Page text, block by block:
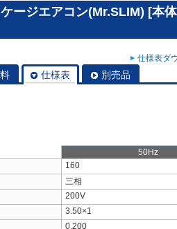
ージエアコン(Mr.SLIM) [本
仕様表ダ
仕様表 別売品
50Hz
160
三相
200V
3.50×1
0.200